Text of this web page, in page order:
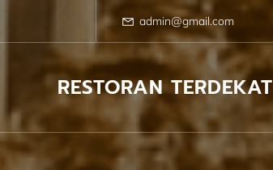
admin@gmail.com
RESTORAN TERDEKAT